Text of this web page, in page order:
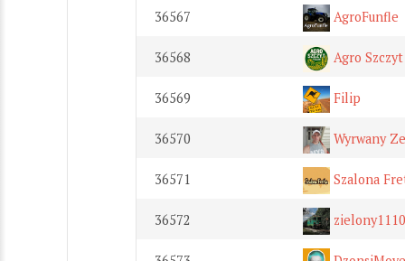
36567 AgroFunfle
36568 Agro
36569 Filip
36570 Wyrwany
36571 Szalona
36572